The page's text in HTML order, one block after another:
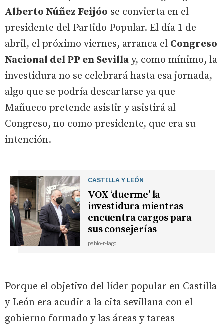
Alberto Núñez Feijóo se convierta en el
presidente del Partido Popular. El día 1 de
abril, el próximo viernes, arranca el Congreso
Nacional del PP en Sevilla y, como mínimo, la
investidura no se celebrará hasta esa jornada,
algo que se podría descartarse ya que
Mañueco pretende asistir y asistirá al
Congreso, no como presidente, que era su
intención.
CASTILLA Y LEÓN
VOX ‘duerme’ la
investidura mientras
encuentra cargos para
sus consejerías
pablo-r-lago
Porque el objetivo del líder popular en Castilla
y León era acudir a la cita sevillana con el
gobierno formado y las áreas y tareas